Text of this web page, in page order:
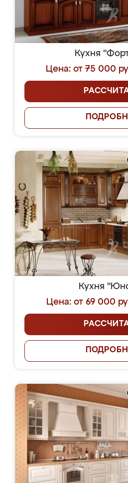
Кухня
Цена: от 75 000
Кухня
Цена: от 69 000